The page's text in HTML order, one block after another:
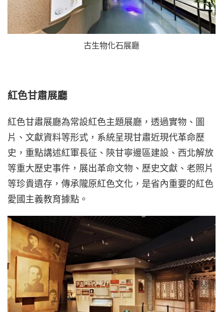
古生物化石展廳
紅色甘肅展廳
紅色甘肅展廳為常設紅色主題展廳，透過實物、圖
片、文獻資料等形式，系統呈現甘肅近現代革命歷
史，重點講述紅軍長征、陝甘寧邊區建設、西北解放
等重大歷史事件，展出革命文物、歷史文獻、老照片
等珍貴遺存，傳承隴原紅色文化，是省內重要的紅色
愛國主義教育據點。